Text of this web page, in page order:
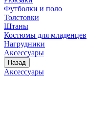
Футболки и поло
Толстовки
Штаны
Костюмы для младенцев
Нагрудники
Аксессуары
Назад
Аксессуары